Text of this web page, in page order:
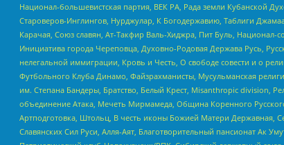
Национал-большевистская партия, ВЕК РА, Рада земли Кубанской
Староверов-Инглингов, Нурджулар, К Богодержавию, Таблиги
Карачая, Союз славян, Ат-Такфир Валь-Хиджра, Пит Буль,
Инициатива города Череповца, Духовно-Родовая Держава Русь,
нелегальной иммиграции, Кровь и Честь, О свободе совести и о
Футбольного Клуба Динамо, Файзрахманисты, Мусульманская
им. Степана Бандеры, Братство, Белый Крест, Misanthropic division,
объединение Атака, Мечеть Мирмамеда, Община Коренного
Артподготовка, Штольц, В честь иконы Божией Матери Державная,
Славянских Сил Руси, Алля-Аят, Благотворительный пансионат Ак